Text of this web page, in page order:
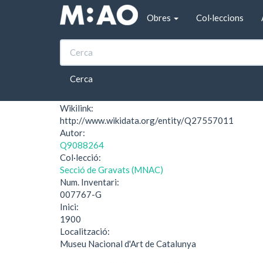
Vés al contingut
Obres
Col·leccions
Cerca
Inici «Pacto con los Gaulas anulado». Volum IV
«Pacto con los
Wikilink:
http://www.wikidata.org/entity/Q27557011
Autor:
Q9088264
Col·lecció:
Secció de Gravats (MNAC)
Num. Inventari:
007767-G
Inici:
1900
Localització:
Museu Nacional d'Art de Catalunya